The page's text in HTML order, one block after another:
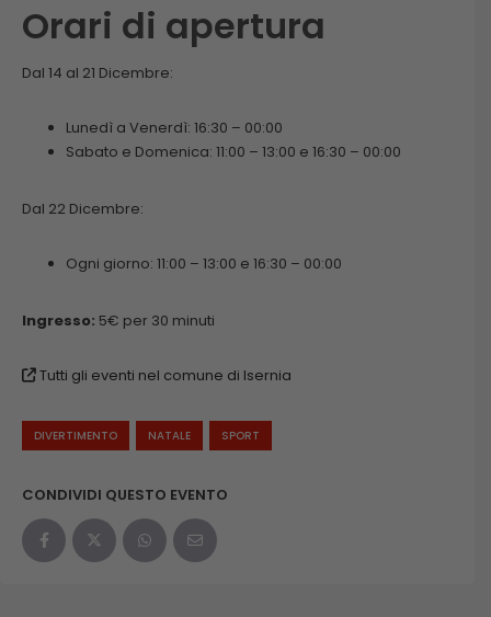
Orari di apertura
Dal 14 al 21 Dicembre:
Lunedì a Venerdì: 16:30 – 00:00
Sabato e Domenica: 11:00 – 13:00 e 16:30 – 00:00
Dal 22 Dicembre:
Ogni giorno: 11:00 – 13:00 e 16:30 – 00:00
Ingresso: 5€ per 30 minuti
Tutti gli eventi nel comune di Isernia
DIVERTIMENTO NATALE SPORT
CONDIVIDI QUESTO EVENTO